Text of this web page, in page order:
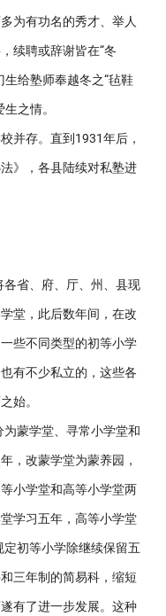
为有功名的秀才、举人
续聘或辞谢皆在“冬
给塾师奉越冬之“毡鞋
之情。
存。直到1931年后，
》，各县陆续对私塾进
省、府、厅、州、县现
堂，此后数年间，在改
些不同类型的初等小学
有不少私立的，这些各
始。
蒙学堂、寻常小学堂和
，改蒙学堂为蒙养园，
小学堂和高等小学堂两
学习五年，高等小学堂
初等小学除继续保留五
三年制的简易科，缩短
有了进一步发展。这种